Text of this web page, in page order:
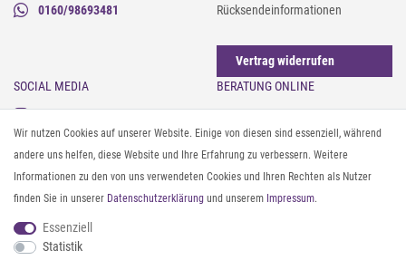
0160/98693481
Rücksendeinformationen
Vertrag widerrufen
SOCIAL MEDIA
Instagram
Facebook
Pinterest
Twitter
Youtube
Threads
BERATUNG ONLINE
Gürtel messen & kürzen
Sonnenbrillen & UV-Schutz
Textilpflege
Textil- und Material-Guide
Geldbörse richtig organisieren
Wir nutzen Cookies auf unserer Website. Einige von diesen sind essenziell, während
andere uns helfen, diese Website und Ihre Erfahrung zu verbessern. Weitere
Informationen zu den von uns verwendeten Cookies und Ihren Rechten als Nutzer
finden Sie in unserer Daten­schutz­erklärung und unserem Impressum.
Essenziell
Statistik